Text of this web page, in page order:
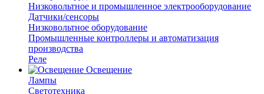
Низковольтное и промышленное электрооборудование
Датчики/сенсоры
Низковольтное оборудование
Промышленные контроллеры и автоматизация
производства
Реле
Освещение
Лампы
Светотехника